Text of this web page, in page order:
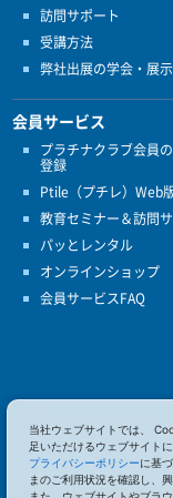
訪問サポート
受講方法
弊社出展の学会・展
会員サービス
プラチナクラブ会員
登録
Ptile（プチレ）Web
教育セミナー＆訪問
パッとレンタル
オンラインショップ
会員サービスFAQ
当社ウェブサイトでは、
足いただけるウェブサイト
プライバシーポリシーに基
まのご利用状況を確認し、